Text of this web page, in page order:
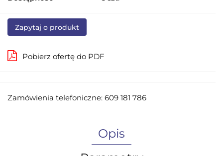
Zapytaj o produkt
Pobierz ofertę do PDF
Zamówienia telefoniczne: 609 181 786
Opis